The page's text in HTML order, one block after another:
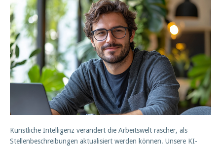
Künstliche Intelligenz verändert die Arbeitswelt rascher, als
Stellenbeschreibungen aktualisiert werden können. Unsere KI-